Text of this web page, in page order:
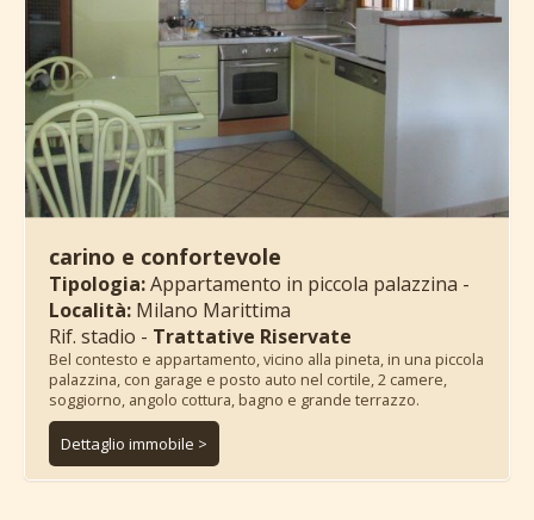
carino e confortevole
Tipologia:Appartamento in piccola palazzina -
Località: Milano Marittima
Rif. stadio - Trattative Riservate
Bel contesto e appartamento, vicino alla pineta, in una piccola
palazzina, con garage e posto auto nel cortile, 2 camere,
soggiorno, angolo cottura, bagno e grande terrazzo.
Dettaglio immobile >